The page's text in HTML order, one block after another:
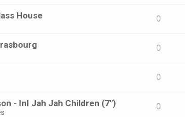
House 0
0
0
- InI Jah Jah Children (7") 0